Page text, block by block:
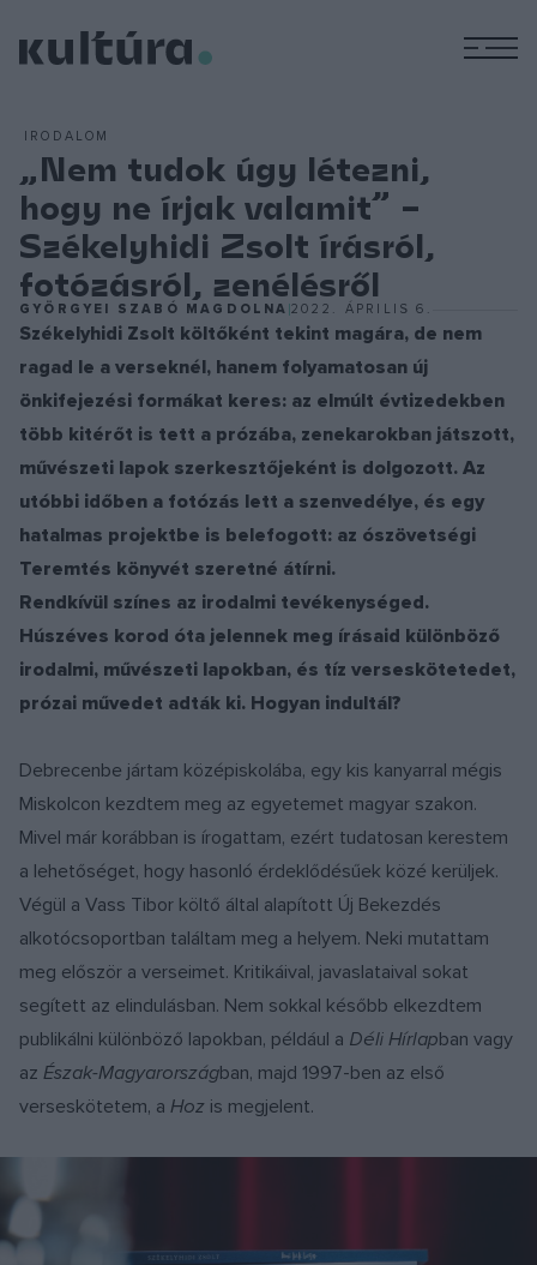
IRODALOM
„Nem tudok úgy létezni,
hogy ne írjak valamit” –
Székelyhidi Zsolt írásról,
fotózásról, zenélésről
GYÖRGYEI SZABÓ MAGDOLNA 2022. ÁPRILIS 6.
Székelyhidi Zsolt költőként tekint magára, de nem
ragad le a verseknél, hanem folyamatosan új
önkifejezési formákat keres: az elmúlt évtizedekben
több kitérőt is tett a prózába, zenekarokban játszott,
művészeti lapok szerkesztőjeként is dolgozott. Az
utóbbi időben a fotózás lett a szenvedélye, és egy
hatalmas projektbe is belefogott: az ószövetségi
Teremtés könyvét szeretné átírni.
Rendkívül színes az irodalmi tevékenységed.
Húszéves korod óta jelennek meg írásaid különböző
irodalmi, művészeti lapokban, és tíz verseskötetedet,
prózai művedet adták ki. Hogyan indultál?
Debrecenbe jártam középiskolába, egy kis kanyarral mégis
Miskolcon kezdtem meg az egyetemet magyar szakon.
Mivel már korábban is írogattam, ezért tudatosan kerestem
a lehetőséget, hogy hasonló érdeklődésűek közé kerüljek.
Végül a Vass Tibor költő által alapított Új Bekezdés
alkotócsoportban találtam meg a helyem. Neki mutattam
meg először a verseimet. Kritikáival, javaslataival sokat
segített az elindulásban. Nem sokkal később elkezdtem
publikálni különböző lapokban, például a Déli Hírlapban vagy
az Észak-Magyarországban, majd 1997-ben az első
verseskötetem, a Hoz is megjelent.